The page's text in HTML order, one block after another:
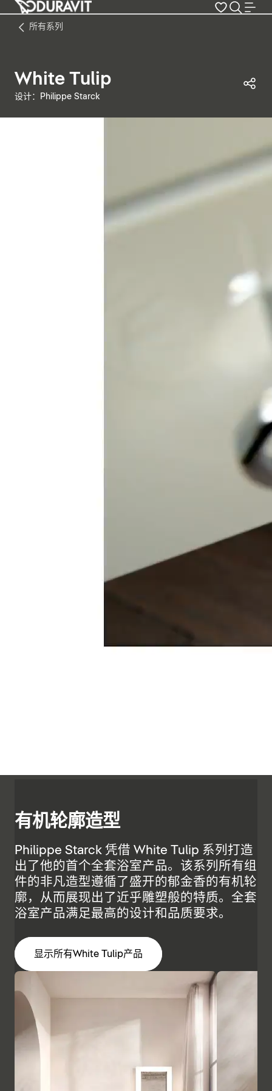
所有系列
White Tulip
设计：Philippe Starck
分
有机轮廓造型
Philippe Starck 凭借 White Tulip 系列打造
出了他的首个全套浴室产品。该系列所有组
件的非凡造型遵循了盛开的郁金香的有机轮
廓，从而展现出了近乎雕塑般的特质。全套
浴室产品满足最高的设计和品质要求。
显示所有White Tulip产品